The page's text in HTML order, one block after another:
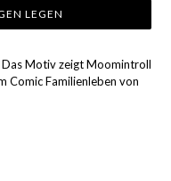
LEGEN
Motiv zeigt Moomintroll
Comic Familienleben von